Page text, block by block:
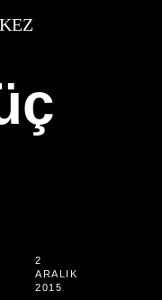
2
ARALIK
2015